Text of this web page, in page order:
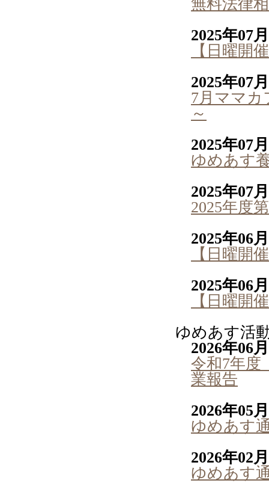
2025年07
【日曜開
2025年07
7月ママ
～
2025年07
ゆめあす
2025年07
2025年度
2025年06
【日曜開
2025年06
【日曜開
ゆめあす活
2026年06
令和7年
業報告
2026年05
ゆめあす
2026年02
ゆめあす